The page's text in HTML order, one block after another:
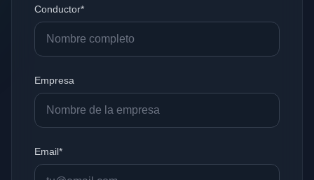
Conductor*
Empresa
Email*